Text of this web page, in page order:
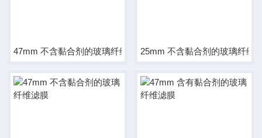
47mm 不含黏合剂的玻璃纤维滤膜25mm 不含黏合剂的玻璃纤维